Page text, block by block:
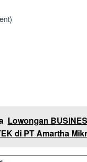
Lowongan
di PT Amartha